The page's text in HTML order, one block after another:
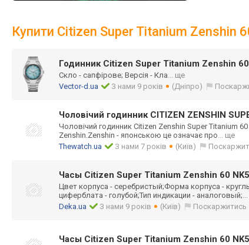
Купити Citizen Super Titanium Zenshin
Годинник Citizen Super Titanium Zenshin
Скло - сапфірове; Версія - Кла... ще
Vector-d.ua
З нами 9 років (Дніпро)
Чоловічий годинник CITIZEN ZENSHIN
Чоловічий годинник Citizen Zenshin Super Titanium
Zenshin.Zenshin - японською це означає про... ще
Thewatch.ua
З нами 7 років (Київ)
Часы Citizen Super Titanium Zenshin 60
Цвет корпуса - серебристый;Форма корпуса -
циферблата - голубой;Тип индикации - аналоговый;
Deka.ua
З нами 9 років (Київ) Поскаржитись
Часы Citizen Super Titanium Zenshin 60